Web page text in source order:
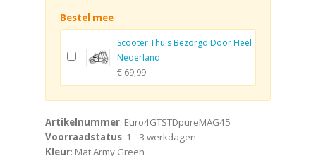
Bestel mee
Scooter Thuis Bezorgd Door Heel
Nederland
€ 69,99
Artikelnummer: Euro4GTSTDpureMAG45
Voorraadstatus: 1 - 3 werkdagen
Kleur: Mat Army Green